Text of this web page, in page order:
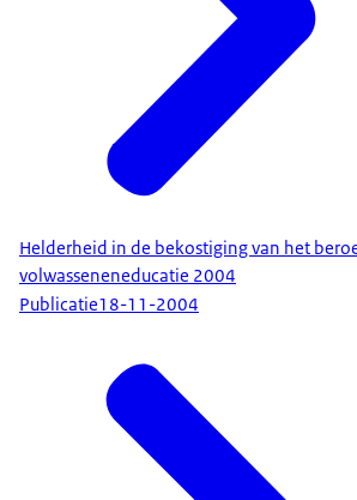
Helderheid in de bekostiging van het
volwasseneneducatie 2004
Publicatie18-11-2004